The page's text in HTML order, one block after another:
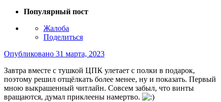
Популярный пост
Жалоба
Поделиться
Опубликовано 31 марта, 2023
Завтра вместе с тушкой ЦПК улетает с полки в подарок,
поэтому решил отщёлкать более менее, ну и показать. Первый
мною выкрашенный читлайн. Совсем забыл, что винты
вращаются, думал приклеены намертво.